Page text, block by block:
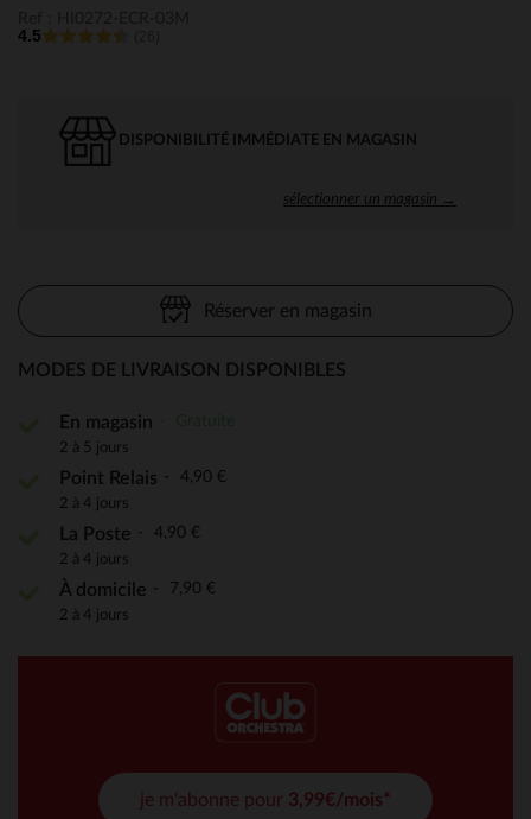
4.5
DISPONIBILITÉ IMMÉDIATE EN MAGASIN
sélectionner un magasin →
Réserver en magasin
MODES DE LIVRAISON DISPONIBLES
En magasin
2 à 5 jours
Point Relais 4,90 €
2 à 4 jours
La Poste 4,90 €
2 à 4 jours
À domicile 7,90 €
2 à 4 jours
je m'abonne pour 3,99€/mois*